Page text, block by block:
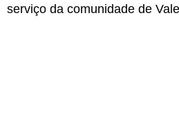
serviço da comunidade de